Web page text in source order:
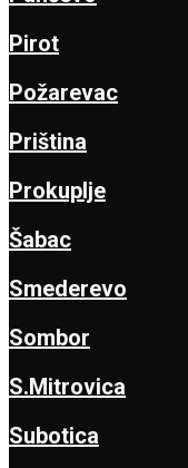
Pirot
Požarevac
Priština
Prokuplje
Šabac
Smederevo
Sombor
S.Mitrovica
Subotica